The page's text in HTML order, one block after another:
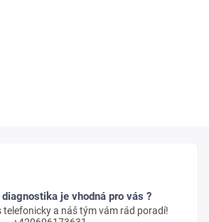
je vhodná pro vás ?
a náš tým vám rád poradí!